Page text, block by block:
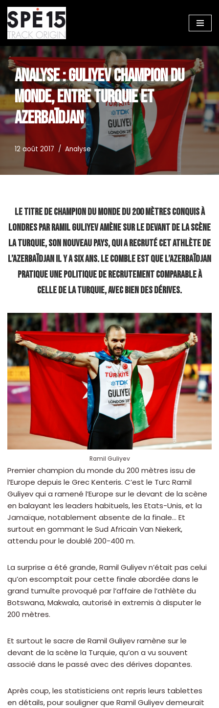
Aller
au
ANALYSE : GULIYEV CHAMPION DU
MONDE, ENTRE TURQUIE ET
AZERBAÏDJAN
12 août 2017 Analyse
Le titre de Champion du Monde du 200 mètres conquis à
Londres par Ramil Guliyev amène sur le devant de la scène
la Turquie, son nouveau pays, qui a recruté cet athlète de
l’Azerbaïdjan il y a six ans. Le comble est que l’Azerbaïdjan
pratique une politique de recrutement comparable à
celle de la Turquie, avec bien des dérives.
Ramil Guliyev
Premier champion du monde du 200 mètres issu de
l’Europe depuis le Grec Kenteris. C’est le Turc Ramil
Guliyev qui a ramené l’Europe sur le devant de la scène
en balayant les leaders habituels, les Etats-Unis, et la
Jamaïque, notablement absente de la finale… Et
surtout en gommant le Sud Africain Van Niekerk,
attendu pour le doublé 200-400 m.
La surprise a été grande, Ramil Guliyev n’était pas celui
qu’on escomptait pour cette finale abordée dans le
grand tumulte provoqué par l’affaire de l’athlète du
Botswana, Makwala, autorisé in extremis à disputer le
200 mètres.
Et surtout le sacre de Ramil Guliyev ramène sur le
devant de la scène la Turquie, qu’on a vu souvent
associé dans le passé avec des dérives dopantes.
Après coup, les statisticiens ont repris leurs tablettes
en détails, pour souligner que Ramil Guliyev demeurait